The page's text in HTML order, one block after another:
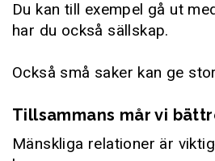
Du kan till exempel gå ut
har du också sällskap.
Också små saker kan ge
Tillsammans mår vi
Mänskliga relationer är